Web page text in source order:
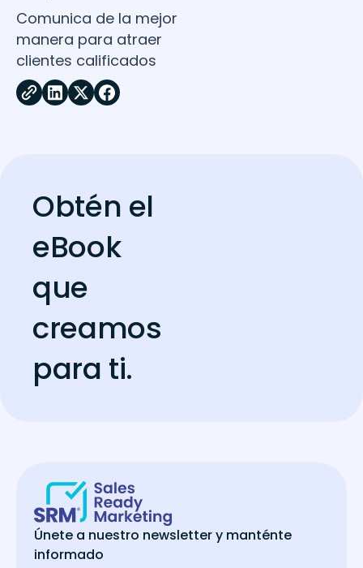
Comunica de la mejor
manera para atraer
clientes calificados
Obtén el
eBook
que
creamos
para ti.
Únete a nuestro newsletter y manténte
informado